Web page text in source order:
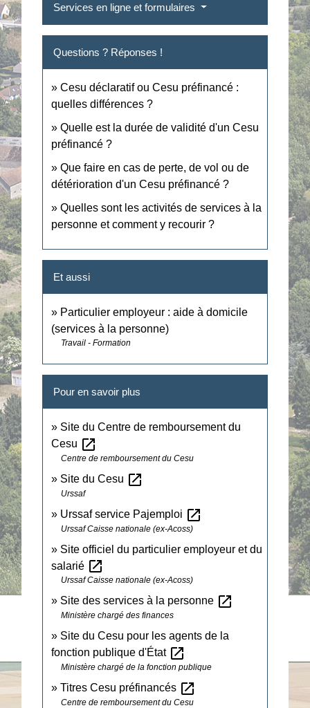
Services en ligne et formulaires
Questions ? Réponses !
Cesu déclaratif ou Cesu préfinancé :
quelles différences ?
Quelle est la durée de validité d'un Cesu
préfinancé ?
Que faire en cas de perte, de vol ou de
détérioration d'un Cesu préfinancé ?
Quelles sont les activités de services à la
personne et comment y recourir ?
Et aussi
Particulier employeur : aide à domicile
(services à la personne)
Travail - Formation
Pour en savoir plus
Site du Centre de remboursement du
Cesu open_in_new
Centre de remboursement du Cesu
Site du Cesu open_in_new
Urssaf
Urssaf service Pajemploi open_in_new
Urssaf Caisse nationale (ex-Acoss)
Site officiel du particulier employeur et du
salarié open_in_new
Urssaf Caisse nationale (ex-Acoss)
Site des services à la personne open_in_new
Ministère chargé des finances
Site du Cesu pour les agents de la
fonction publique d'État open_in_new
Ministère chargé de la fonction publique
Titres Cesu préfinancés open_in_new
Centre de remboursement du Cesu